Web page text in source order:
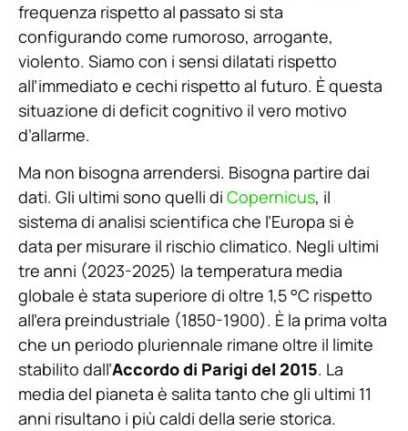
frequenza rispetto al passato si sta
configurando come rumoroso, arrogante,
violento. Siamo con i sensi dilatati rispetto
all’immediato e cechi rispetto al futuro. È questa
situazione di deficit cognitivo il vero motivo
d’allarme.
Ma non bisogna arrendersi. Bisogna partire dai
dati. Gli ultimi sono quelli di Copernicus, il
sistema di analisi scientifica che l’Europa si è
data per misurare il rischio climatico. Negli ultimi
tre anni (2023-2025) la temperatura media
globale è stata superiore di oltre 1,5 °C rispetto
all’era preindustriale (1850-1900). È la prima volta
che un periodo pluriennale rimane oltre il limite
stabilito dall’Accordo di Parigi del 2015. La
media del pianeta è salita tanto che gli ultimi 11
anni risultano i più caldi della serie storica.